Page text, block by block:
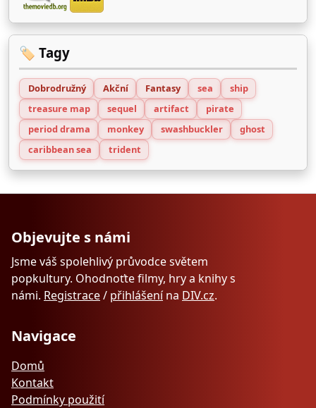
🏷️ Tagy
Dobrodružný Akční Fantasy sea
ship
treasure map
sequel artifact
pirate
period drama
monkey swashbuckler
ghost
caribbean sea
trident
Objevujte s námi
Jsme váš spolehlivý průvodce světem
popkultury. Ohodnoťte filmy, hry a knihy s
námi. Registrace/ přihlášenína DIV.cz.
Navigace
Domů
Kontakt
Podmínky použití